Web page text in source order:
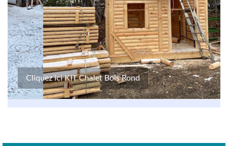
Cliquez ici KIT Chalet Bois Rond